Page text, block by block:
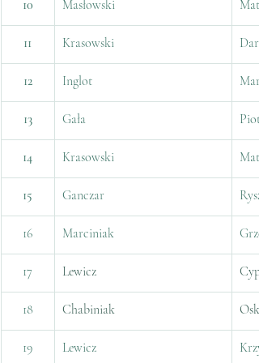
10 Masłowski
11 Krasowski
12 Inglot
13 Gała Piotr
14 Krasowski
15 Ganczar
16 Marciniak
17 Lewicz
18 Chabiniak
19 Lewicz